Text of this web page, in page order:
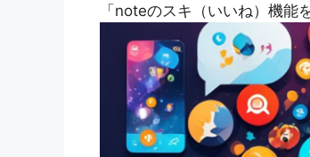
「noteのスキ（いいね）機能